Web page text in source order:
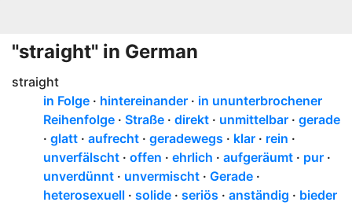
"straight" in German
straight
in Folge
hintereinander
in ununterbrochener
Reihenfolge
Straße direkt unmittelbar
gerade
glatt
aufrecht geradewegs klar
rein
unverfälscht
offen ehrlich aufgeräumt
pur
unverdünnt
unvermischt
Gerade
heterosexuell
solide seriös anständig bieder